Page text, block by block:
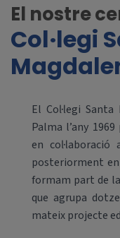
El nostre
Col·legi
El Col·legi
Palma l’any
en
posteriorment en
formam part de
que agrupa
mateix projecte